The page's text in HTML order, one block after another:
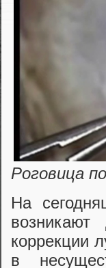
Роговица
На
коррекции
в